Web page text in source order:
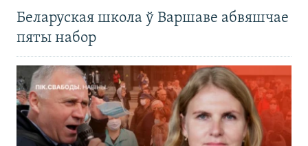
Беларуская школа ў Варшаве абвяшчае
пяты набор